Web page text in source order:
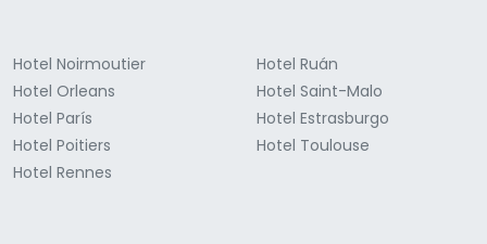
Hotel Noirmoutier
Hotel Orleans
Hotel París
Hotel Poitiers
Hotel Rennes
Hotel Ruán
Hotel Saint-Malo
Hotel Estrasburgo
Hotel Toulouse